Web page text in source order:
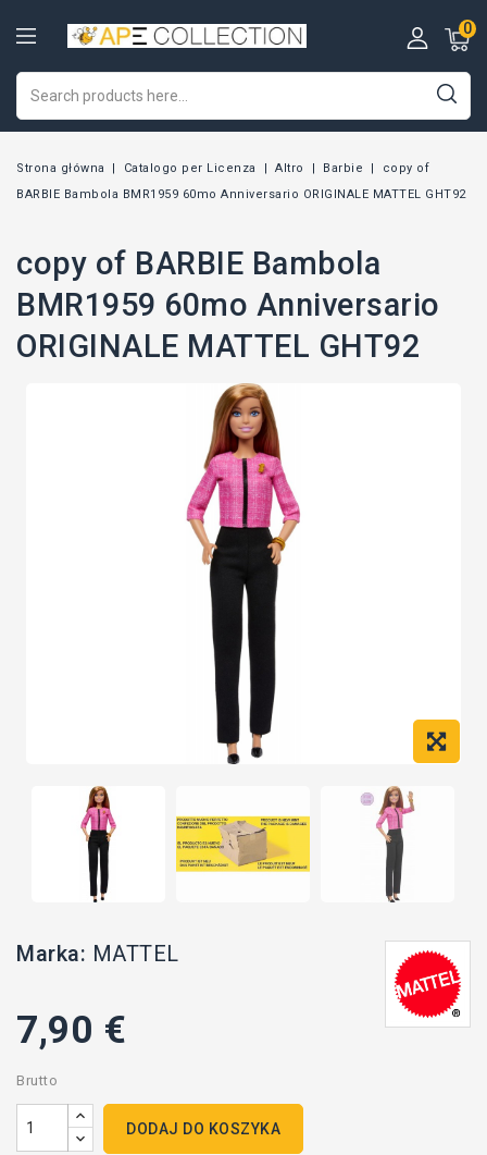
0
Strona główna Catalogo per Licenza Altro Barbie
copy of
BARBIE Bambola BMR1959 60mo Anniversario ORIGINALE MATTEL GHT92
copy of BARBIE Bambola
BMR1959 60mo Anniversario
ORIGINALE MATTEL GHT92
Marka: MATTEL
7,90 €
Brutto
DODAJ DO KOSZYKA